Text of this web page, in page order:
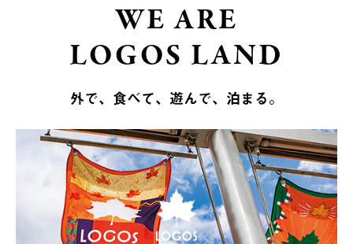
WE ARE
LOGOS LAND
外で、食べて、遊んで、泊まる。